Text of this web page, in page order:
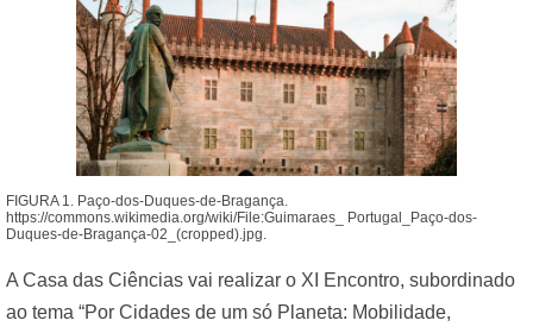
FIGURA 1. Paço-dos-Duques-de-Bragança.
https://commons.wikimedia.org/wiki/File:Guimaraes_ Portugal_Paço-dos-
Duques-de-Bragança-02_(cropped).jpg.
A Casa das Ciências vai realizar o XI Encontro, subordinado
ao tema “Por Cidades de um só Planeta: Mobilidade,